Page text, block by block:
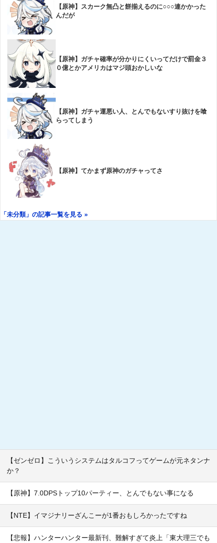
【原神】スカーク無凸と餅揃えるのに○○○連かかった
んだが
【原神】ガチャ確率が分かりにくいってだけで罰金３
０億とかアメリカはマジ頭おかしいな
【原神】ガチャ運悪い人、とんでもないすり抜けを喰
らってしまう
【原神】てかまず原神のガチャってさ
「未分類」の記事一覧を見る »
【ゼンゼロ】こういうシステムはタルコフってゲームが元ネタンナ
か？
【原神】7.0DPSトップ10パーティー、とんでもない事になる
【NTE】イマジナリーざんこーが1番おもしろかったですね
【悲報】ハンターハンター最新刊、難解すぎて炎上「東大理三でも